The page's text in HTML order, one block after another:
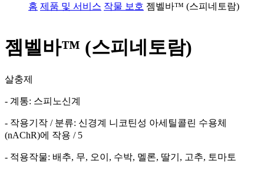
홈 제품 및 서비스 작물 보호 젬벨바™ (스피네토람)
젬벨바™ (스피네토람)
살충제
- 계통: 스피노신계
- 작용기작 / 분류: 신경계 니코틴성 아세틸콜린 수용체
(nAChR)에 작용 / 5
- 적용작물: 배추, 무, 오이, 수박, 멜론, 딸기, 고추, 토마토